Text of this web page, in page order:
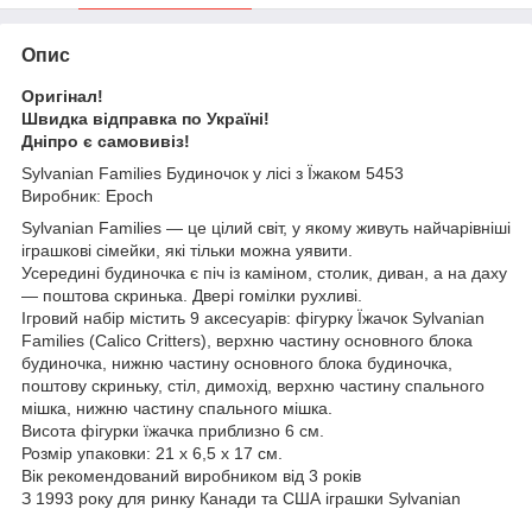
Опис
Оригінал!
Швидка відправка по Україні!
Дніпро є самовивіз!
Sylvanian Families Будиночок у лісі з Їжаком 5453
Виробник: Epoch
Sylvanian Families — це цілий світ, у якому живуть найчарівніші
іграшкові сімейки, які тільки можна уявити.
Усередині будиночка є піч із каміном, столик, диван, а на даху
— поштова скринька. Двері гомілки рухливі.
Ігровий набір містить 9 аксесуарів: фігурку Їжачок Sylvanian
Families (Calico Critters), верхню частину основного блока
будиночка, нижню частину основного блока будиночка,
поштову скриньку, стіл, димохід, верхню частину спального
мішка, нижню частину спального мішка.
Висота фігурки їжачка приблизно 6 см.
Розмір упаковки: 21 х 6,5 х 17 см.
Вік рекомендований виробником від 3 років
З 1993 року для ринку Канади та США іграшки Sylvanian